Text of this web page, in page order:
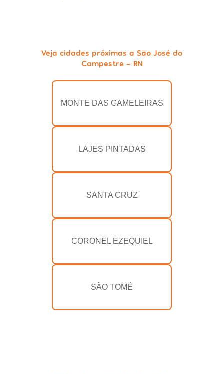
Veja cidades próximas a São José do
Campestre - RN
MONTE DAS GAMELEIRAS
LAJES PINTADAS
SANTA CRUZ
CORONEL EZEQUIEL
SÃO TOMÉ